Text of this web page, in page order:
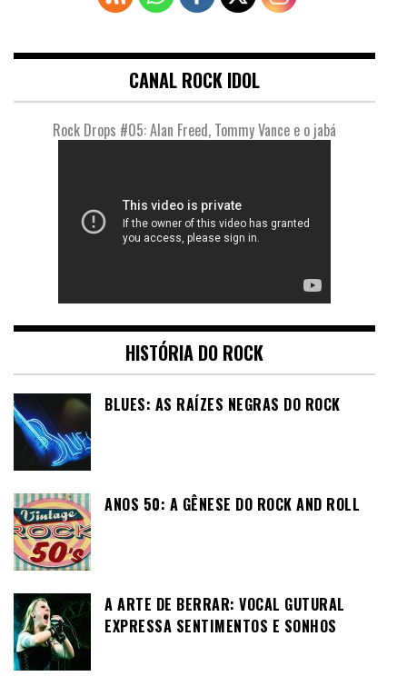
CANAL ROCK IDOL
Rock Drops #05: Alan Freed, Tommy Vance e o jabá
HISTÓRIA DO ROCK
BLUES: AS RAÍZES NEGRAS DO ROCK
ANOS 50: A GÊNESE DO ROCK AND ROLL
A ARTE DE BERRAR: VOCAL GUTURAL
EXPRESSA SENTIMENTOS E SONHOS